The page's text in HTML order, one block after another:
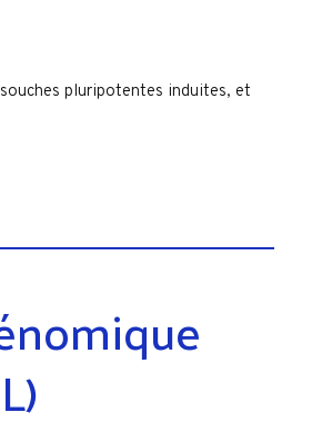
pluripotentes induites, et